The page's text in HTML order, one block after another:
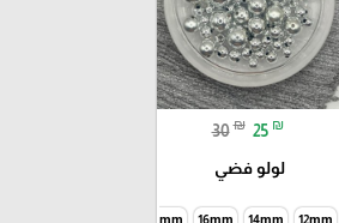
30 ₪ 25 ₪
لولو فضي
12mm
14mm
16mm
20mm